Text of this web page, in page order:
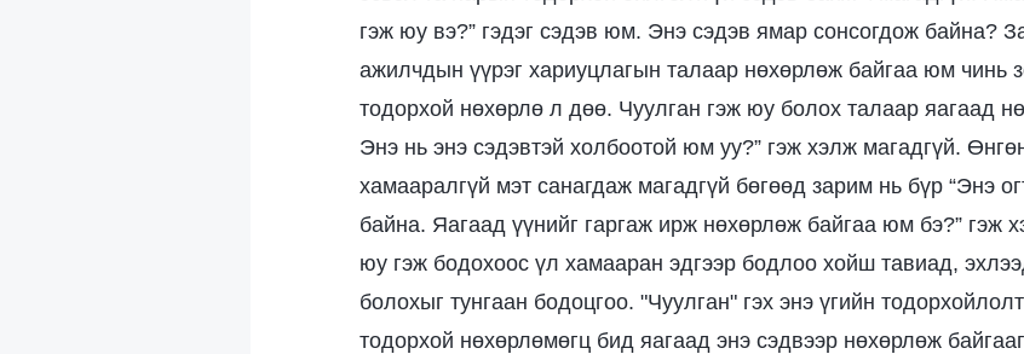
гэж юу вэ?” гэдэг сэдэв юм. Энэ сэдэв ямар сонсогдож байна?
ажилчдын үүрэг хариуцлагын талаар нөхөрлөж байгаа юм чинь
тодорхой нөхөрлө л дөө. Чуулган гэж юу болох талаар яагаад
Энэ нь энэ сэдэвтэй холбоотой юм уу?” гэж хэлж магадгүй.
хамааралгүй мэт санагдаж магадгүй бөгөөд зарим нь бүр “Энэ
байна. Яагаад үүнийг гаргаж ирж нөхөрлөж байгаа юм бэ?” гэж
юу гэж бодохоос үл хамааран эдгээр бодлоо хойш тавиад,
болохыг тунгаан бодоцгоо. "Чуулган" гэх энэ үгийн
тодорхой нөхөрлөмөгц бид яагаад энэ сэдвээр нөхөрлөж